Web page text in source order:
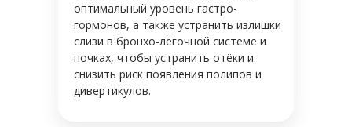
оптимальный уровень гастро-
гормонов, а также устранить излишки
слизи в бронхо-лёгочной системе и
почках, чтобы устранить отёки и
снизить риск появления полипов и
дивертикулов.